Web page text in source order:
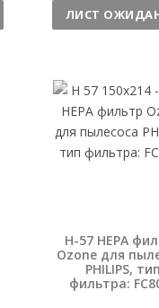
ч
е
в
о
ЛИСТ
H-57 HEPA
Ozone для
PHILIPS, тип
фильтра: